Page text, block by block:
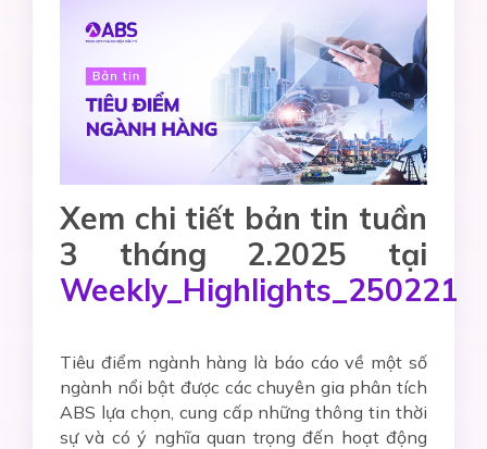
Xem chi tiết bản tin tuần
3 tháng 2.2025 tại
Weekly_Highlights_250221
Tiêu điểm ngành hàng là báo cáo về một số
ngành nổi bật được các chuyên gia phân tích
ABS lựa chọn, cung cấp những thông tin thời
sự và có ý nghĩa quan trọng đến hoạt động